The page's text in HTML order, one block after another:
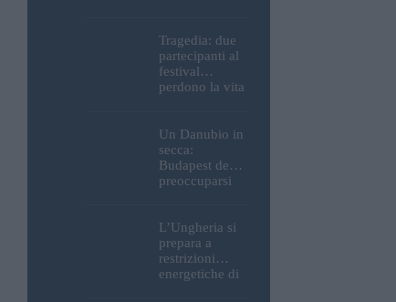
Buda e della
Cittadella
verranno
spente
Tragedia: due
partecipanti al
festival
perdono la vita
Ungheria
Un Danubio in
secca:
Budapest deve
preoccuparsi
mento idrico?
Un esperto
mette in luce
un fatto
L’Ungheria si
prepara a
restrizioni
energetiche di